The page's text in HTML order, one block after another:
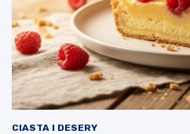
CIASTA I DESERY